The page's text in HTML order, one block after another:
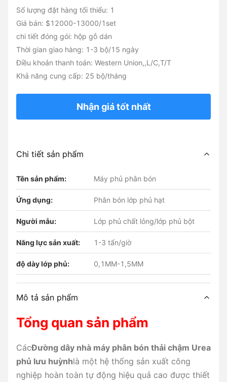
Số lượng đặt hàng tối thiểu: 1
Giá bán: $12000-13000/1set
chi tiết đóng gói: hộp gỗ dán
Thời gian giao hàng: 1-3 bộ/15 ngày
Điều khoản thanh toán: Western Union,,L/C,T/T
Khả năng cung cấp: 25 bộ/tháng
Nhận giá tốt nhất
Chi tiết sản phẩm
Tên sản phẩm: Máy phủ phân bón
Ứng dụng: Phân bón lớp phủ hạt
Người mẫu: Lớp phủ chất lỏng/lớp phủ bột
Năng lực sản xuất: 1-3 tấn/giờ
độ dày lớp phủ: 0,1MM-1,5MM
Mô tả sản phẩm
Tổng quan sản phẩm
CácĐường dây nhà máy phân bón thải chậm Urea
phủ lưu huỳnhlà một hệ thống sản xuất công
nghiệp hoàn toàn tự động hiệu quả cao được thiết